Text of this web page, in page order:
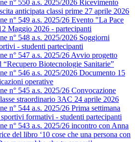
n° 550 a.s. 2025/2026 Ricevimento
anticipata classi prime 27 aprile 2026
n° 549 a.s. 2025/26 Evento "La Pace
Maggio 2026 - partecipanti
n° 548 a.s. 2025/2026 Soggiorni
- studenti partecipanti
n° 547 a.s. 2025/26 Avvio progetto
“Recupero Biotecnologie Sanitarie”
n° 546 a.s. 2025/2026 Documento 15
operative
n° 545 a.s. 2025/26 Convocazione
straordinario 3AC 24 aprile 2026
n° 544 a.s. 2025/26 Prima settimana
formativi - studenti partecipanti
n° 543 a.s. 2025/26 incontro con Anna
del libro ‘10 cose che una persona con